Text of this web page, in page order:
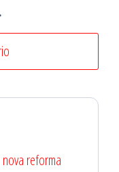
reforma